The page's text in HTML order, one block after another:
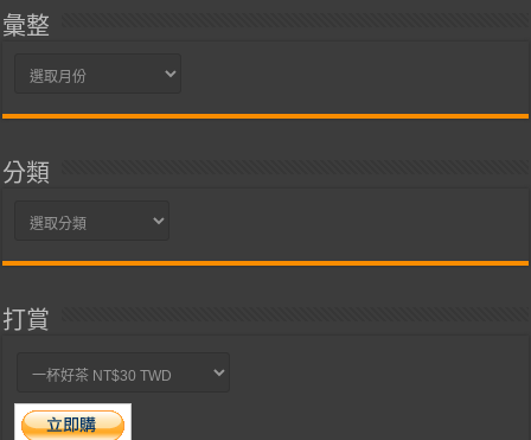
彙整
彙
分類
分
打賞